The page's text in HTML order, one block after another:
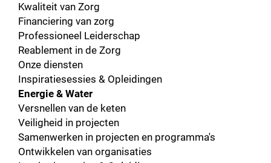
Kwaliteit van Zorg
Financiering van zorg
Professioneel Leiderschap
Reablement in de Zorg
Onze diensten
Inspiratiesessies & Opleidingen
Energie & Water
Versnellen van de keten
Veiligheid in projecten
Samenwerken in projecten en programma's
Ontwikkelen van organisaties